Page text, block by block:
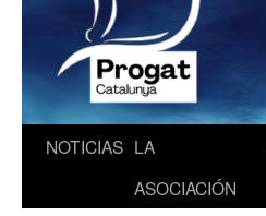
Saltar
NOTICIAS LA
ASOCIACIÓN